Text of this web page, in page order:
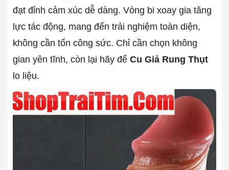
đạt đỉnh cảm xúc dễ dàng. Vòng bi xoay gia tăng
lực tác động, mang đến trải nghiệm toàn diện,
không cần tốn công sức. Chỉ cần chọn không
gian yên tĩnh, còn lại hãy để Cu Giả Rung Thụt
lo liệu.